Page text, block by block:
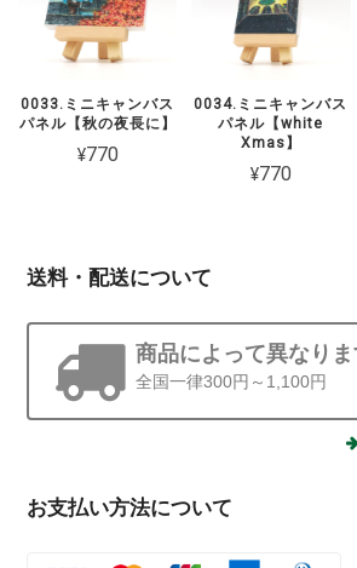
0033.ミニキャンバス
パネル【秋の夜長に】
¥770
0034.ミニキャンバス
パネル【white
Xmas】
¥770
送料・配送について
商品によって異なり
全国一律300円～1,100円
お支払い方法について